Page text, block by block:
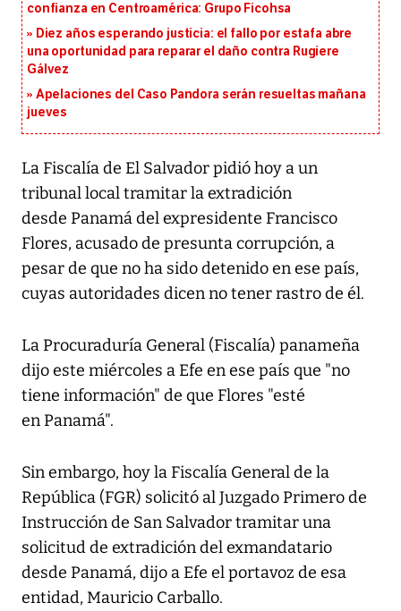
confianza en Centroamérica: Grupo Ficohsa
Diez años esperando justicia: el fallo por estafa abre
una oportunidad para reparar el daño contra Rugiere
Gálvez
Apelaciones del Caso Pandora serán resueltas mañana
jueves
La Fiscalía de El Salvador pidió hoy a un
tribunal local tramitar la extradición
desde Panamá del expresidente Francisco
Flores, acusado de presunta corrupción, a
pesar de que no ha sido detenido en ese país,
cuyas autoridades dicen no tener rastro de él.
La Procuraduría General (Fiscalía) panameña
dijo este miércoles a Efe en ese país que "no
tiene información" de que Flores "esté
en Panamá".
Sin embargo, hoy la Fiscalía General de la
República (FGR) solicitó al Juzgado Primero de
Instrucción de San Salvador tramitar una
solicitud de extradición del exmandatario
desde Panamá, dijo a Efe el portavoz de esa
entidad, Mauricio Carballo.